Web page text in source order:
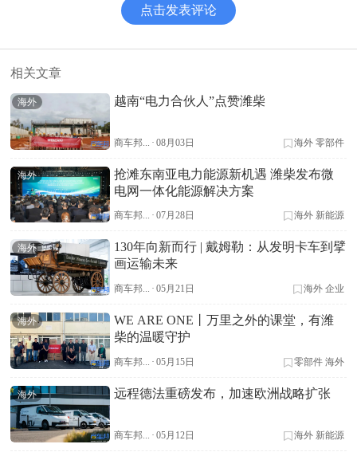
点击发表评论
相关文章
海外 越南“电力合伙人”点赞潍柴
商车邦... · 08月03日 海外 零部件
海外
抢滩东南亚电力能源新机遇 潍柴发布微
电网一体化能源解决方案
商车邦... · 07月28日 海外 新能源
海外
130年向新而行 | 戴姆勒：从发明卡车到擘
画运输未来
商车邦... · 05月21日 海外 企业
海外
WE ARE ONE丨万里之外的课堂，有潍
柴的温暖守护
商车邦... · 05月15日 零部件 海外
海外 远程德法重磅发布，加速欧洲战略扩张
商车邦... · 05月12日 海外 新能源